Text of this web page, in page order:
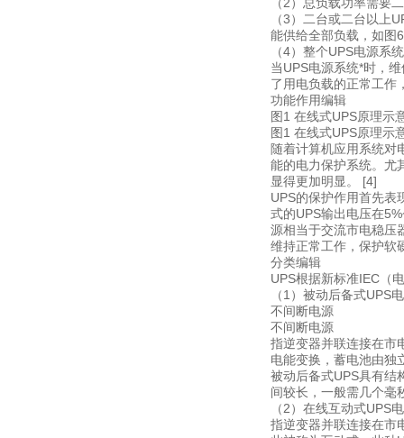
（3）二台或二台以上
能供给全部负载，如图
（4）整个UPS电源系
当UPS电源系统*时，
了用电负载的正常工作
功能作用编辑
图1 在线式UPS原理示
图1 在线式UPS原理示
随着计算机应用系统对
能的电力保护系统。尤
显得更加明显。 [4]
UPS的保护作用首先表
式的UPS输出电压在
源相当于交流市电稳压
维持正常工作，保护软
分类编辑
UPS根据新标准IEC（
（1）被动后备式UPS
不间断电源
不间断电源
指逆变器并联连接在市
电能变换，蓄电池由独
被动后备式UPS具有结
间较长，一般需几个毫
（2）在线互动式UPS
指逆变器并联连接在市